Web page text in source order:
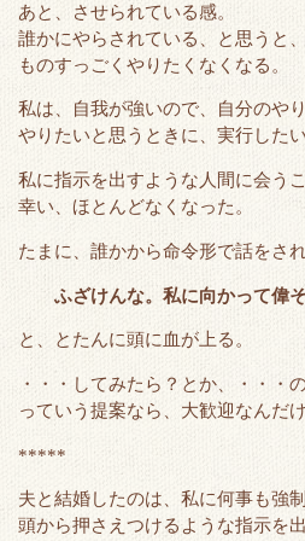
t
e
b
o
k
e
t
n
a
あと、させられている感。
誰かにやらされている、と思うと
ものすっごくやりたくなくなる。
私は、自我が強いので、自分のや
やりたいと思うときに、実行したい
私に指示を出すような人間に会う
幸い、ほとんどなくなった。
たまに、誰かから命令形で話をさ
ふざけんな。私に向かって偉
と、とたんに頭に血が上る。
・・・してみたら？とか、・・・
っていう提案なら、大歓迎なんだけ
*****
夫と結婚したのは、私に何事も強
頭から押さえつけるような指示を